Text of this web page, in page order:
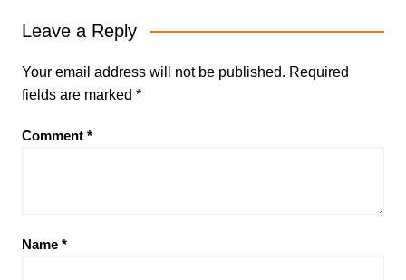
Leave a Reply
Your email address will not be published. Required
fields are marked *
Comment *
Name *